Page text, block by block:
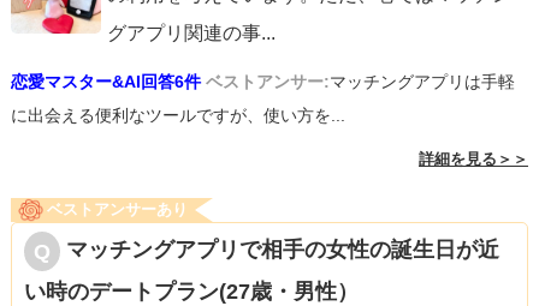
グアプリ関連の事...
恋愛マスター&AI回答6件 ベストアンサー:マッチングアプリは手軽
に出会える便利なツールですが、使い方を...
詳細を見る＞＞
ベストアンサーあり
マッチングアプリで相手の女性の誕生日が近
い時のデートプラン(27歳・男性）